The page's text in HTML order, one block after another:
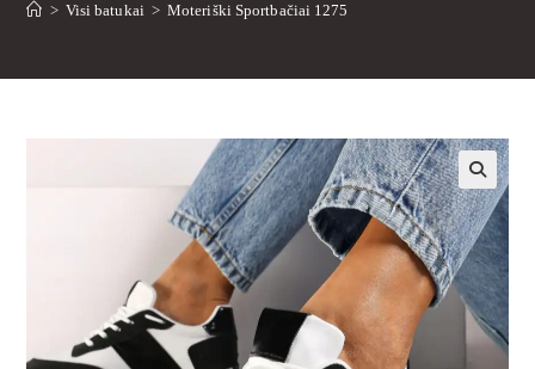
> Visi batukai > Moteriški Sportbačiai 1275
🔍